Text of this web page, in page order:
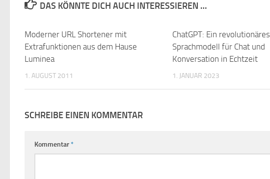
DAS KÖNNTE DICH AUCH INTERESSIEREN …
Moderner URL Shortener mit
Extrafunktionen aus dem Hause
Luminea
1. AUGUST 2011
ChatGPT: Ein revolutionäres
Sprachmodell für Chat und
Konversation in Echtzeit
1. JANUAR 2023
SCHREIBE EINEN KOMMENTAR
Kommentar*